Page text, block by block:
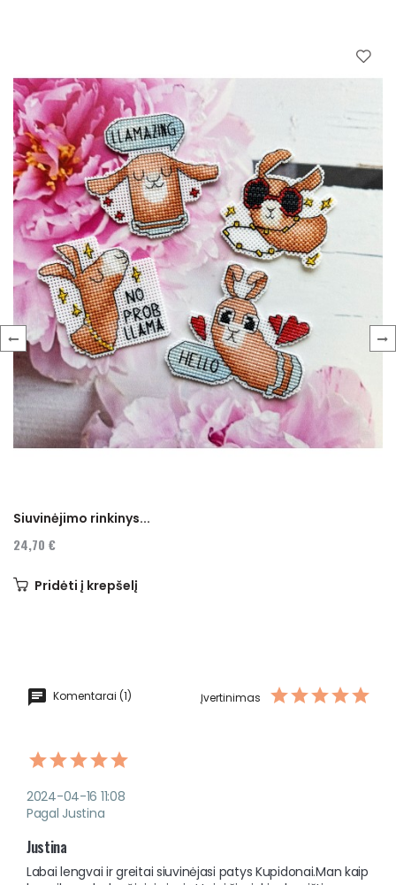
Siuvinėjimo rinkinys...
24,70 €
Pridėti į krepšelį
‹
Komentarai (1) Įvertinimas
2024-04-16 11:08
Pagal Justina
Justina
Labai lengvai ir greitai siuvinėjasi patys Kupidonai.Man kaip